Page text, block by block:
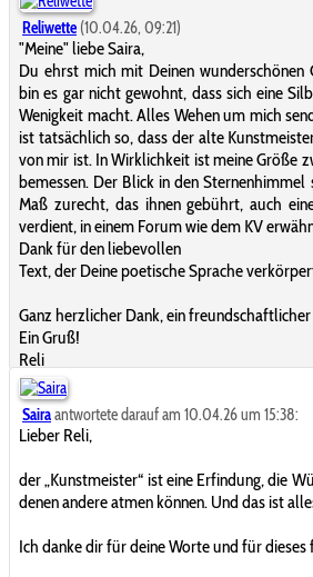
Reliwette (10.04.26, 09:21)
"Meine" liebe Saira,
Du ehrst mich mit Deinen
bin es gar nicht gewohnt, dass sich eine
Wenigkeit macht. Alles Wehen um mich
ist tatsächlich so, dass der alte
von mir ist. In Wirklichkeit ist meine Größe
bemessen. Der Blick in den
Maß zurecht, das ihnen gebührt, auch
verdient, in einem Forum wie dem KV
Dank für den liebevollen
Text, der Deine poetische Sprache
Ganz herzlicher Dank, ein
Ein Gruß!
Reli
Sairaantwortete darauf am 10.04.26 um 15:38:
Lieber Reli,
der „Kunstmeister“ ist eine Erfindung, die
denen andere atmen können. Und das ist
Ich danke dir für deine Worte und für